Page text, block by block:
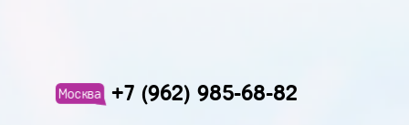
Москва +7 (962) 985-68-82